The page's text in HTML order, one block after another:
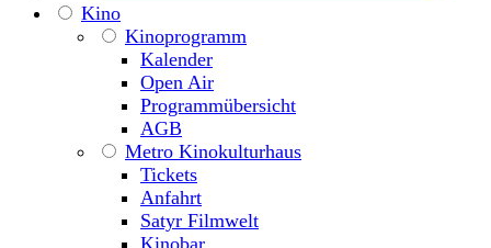
Kino
Kinoprogramm
Kalender
Open Air
Programmübersicht
AGB
Metro Kinokulturhaus
Tickets
Anfahrt
Satyr Filmwelt
Kinobar